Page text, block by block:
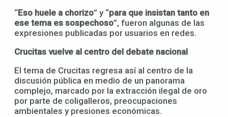
“Eso huele a chorizo” y “para que insistan tanto en
ese tema es sospechoso”, fueron algunas de las
expresiones publicadas por usuarios en redes.
Crucitas vuelve al centro del debate nacional
El tema de Crucitas regresa así al centro de la
discusión pública en medio de un panorama
complejo, marcado por la extracción ilegal de oro
por parte de coligalleros, preocupaciones
ambientales y presiones económicas.